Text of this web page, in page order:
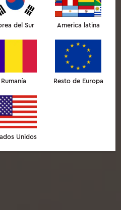
del Sur America latina
Rumanía Resto de Europa
Unidos